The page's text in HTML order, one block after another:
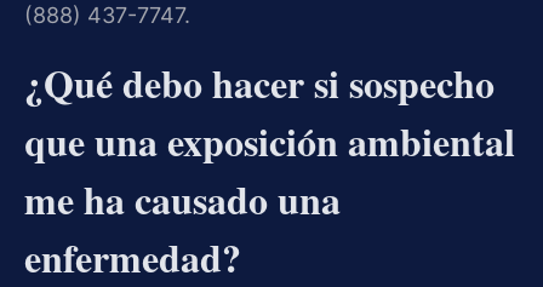
(888) 437-7747.
¿Qué debo hacer si sospecho
que una exposición ambiental
me ha causado una
enfermedad?